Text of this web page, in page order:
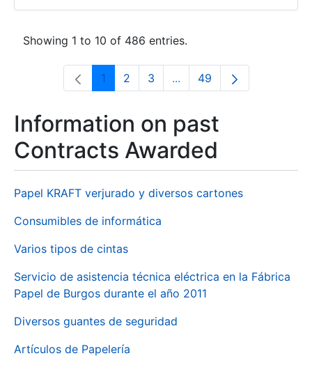
Showing 1 to 10 of 486 entries.
Page
1 Page
2 Page
3 ...Intermediate Pages Use
Page
49
Information on past
Contracts Awarded
Papel KRAFT verjurado y diversos cartones
Consumibles de informática
Varios tipos de cintas
Servicio de asistencia técnica eléctrica en la Fábrica
Papel de Burgos durante el año 2011
Diversos guantes de seguridad
Artículos de Papelería